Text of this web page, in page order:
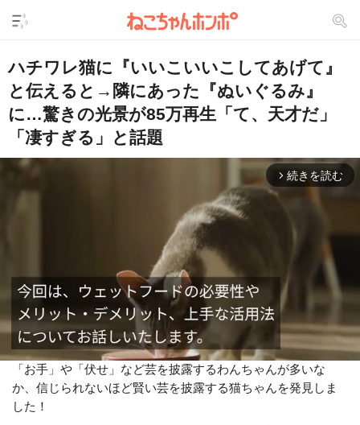
ハチワレ猫に『いいこいいこしてあげて』
と伝えると→隣にあった『ぬいぐるみ』
に…驚きの光景が85万再生「て、天才だ」
「凄すぎる」と話題
arrow_forward_ios 続きを読む
「お手」や「伏せ」など芸を披露するわんちゃんが多いな
か、信じられないほど賢い芸を披露する猫ちゃんを発見しま
した！